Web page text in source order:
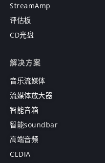
StreamAmp
评估板
CD光盘
解决方案
音乐流媒体
流媒体放大器
智能音箱
智能soundbar
高端音频
CEDIA